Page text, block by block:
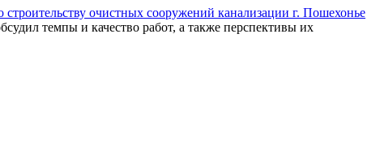
очистных сооружений канализации г. Пошехонье
темпы и качество работ, а также перспективы их